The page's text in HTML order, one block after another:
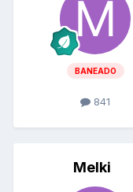
BANEADO
841
Melki